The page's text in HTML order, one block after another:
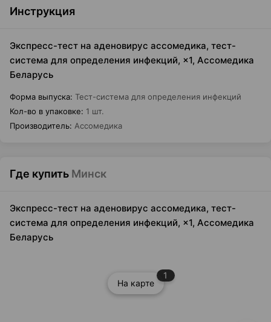
Инструкция
Экспресс-тест на аденовирус ассомедика, тест-
система для определения инфекций, ×1, Ассомедика
Беларусь
Форма выпуска: Тест-система для определения инфекций
Кол-во в упаковке: 1 шт.
Производитель: Ассомедика
Где купить Минск
Экспресс-тест на аденовирус ассомедика, тест-
система для определения инфекций, ×1, Ассомедика
Беларусь
На карте
1